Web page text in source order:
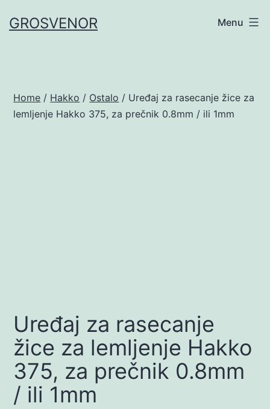
toGROSVENOR Menu
Home / Hakko / Ostalo / Uređaj za rasecanje žice za
lemljenje Hakko 375, za prečnik 0.8mm / ili 1mm
Uređaj za rasecanje
žice za lemljenje Hakko
375, za prečnik 0.8mm
/ ili 1mm